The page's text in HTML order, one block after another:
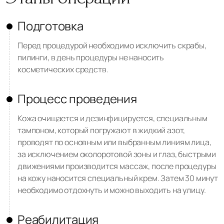
Подготовка
Перед процедурой необходимо исключить скрабы,
пилинги, в день процедуры не наносить
косметических средств.
Процесс проведения
Кожа очищается и дезинфицируется, специальным
тампоном, который погружают в жидкий азот,
проводят по основным или выбранным линиям лица,
за исключением околоротовой зоны и глаз, быстрыми
движениями производится массаж, после процедуры
на кожу наносится специальный крем. Затем 30 минут
необходимо отдохнуть и можно выходить на улицу.
Реабилитация